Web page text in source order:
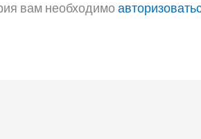
вам необходимо